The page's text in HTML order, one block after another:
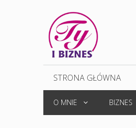
STRONA GŁÓWNA
O MNIE BIZNES